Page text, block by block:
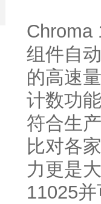
Chroma
组件自
的高速
计数功
符合生
比对各
力更是
11025